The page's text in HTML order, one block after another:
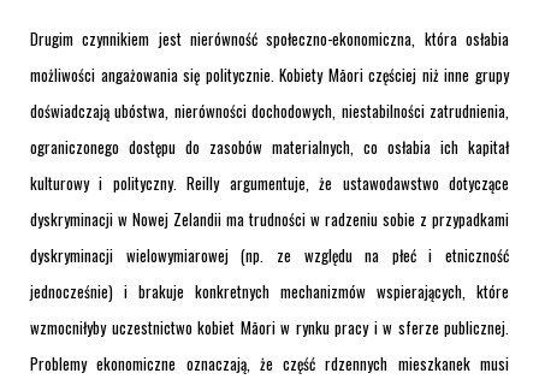
Drugim czynnikiem jest nierówność społeczno-ekonomiczna, która osłabia
możliwości angażowania się politycznie. Kobiety Māori częściej niż inne grupy
doświadczają ubóstwa, nierówności dochodowych, niestabilności zatrudnienia,
ograniczonego dostępu do zasobów materialnych, co osłabia ich kapitał
kulturowy i polityczny. Reilly argumentuje, że ustawodawstwo dotyczące
dyskryminacji w Nowej Zelandii ma trudności w radzeniu sobie z przypadkami
dyskryminacji wielowymiarowej (np. ze względu na płeć i etniczność
jednocześnie) i brakuje konkretnych mechanizmów wspierających, które
wzmocniłyby uczestnictwo kobiet Māori w rynku pracy i w sferze publicznej.
Problemy ekonomiczne oznaczają, że część rdzennych mieszkanek musi